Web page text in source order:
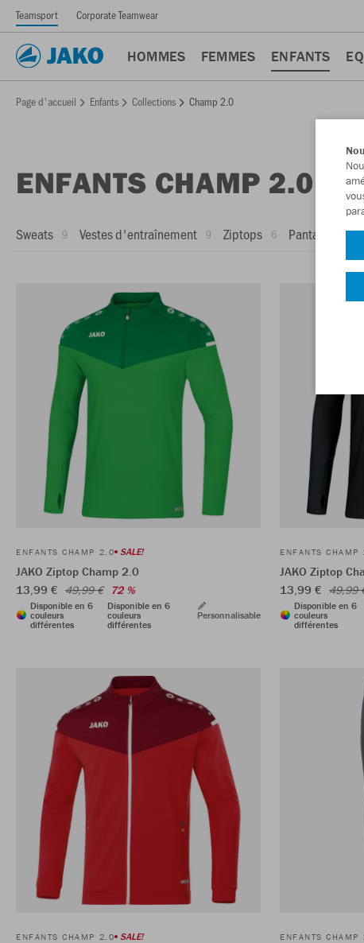
Teamsport Corporate Teamwear
HOMMES FEMMES ENFANTS
Page d'accueil Enfants Collections Champ 2.0
ENFANTS CHAMP 2.0
Sweats 9 Vestes d'entraînement 9 Ziptops 6 Pantalons
ENFANTS CHAMP 2.0 SALE!
JAKO Ziptop Champ 2.0
13,99 € 49,99 € 72 %
Disponible en 6
couleurs
différentes
Disponible en 6
couleurs
différentes
Personnalisable
ENFANTS
JAKO Ziptop
13,99 € 49,99
Disponible en 6
couleurs
différentes
ENFANTS CHAMP 2.0 SALE! ENFANTS